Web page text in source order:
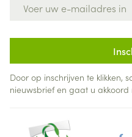
Door op inschrijven te klikken,
nieuwsbrief en gaat u akkoord